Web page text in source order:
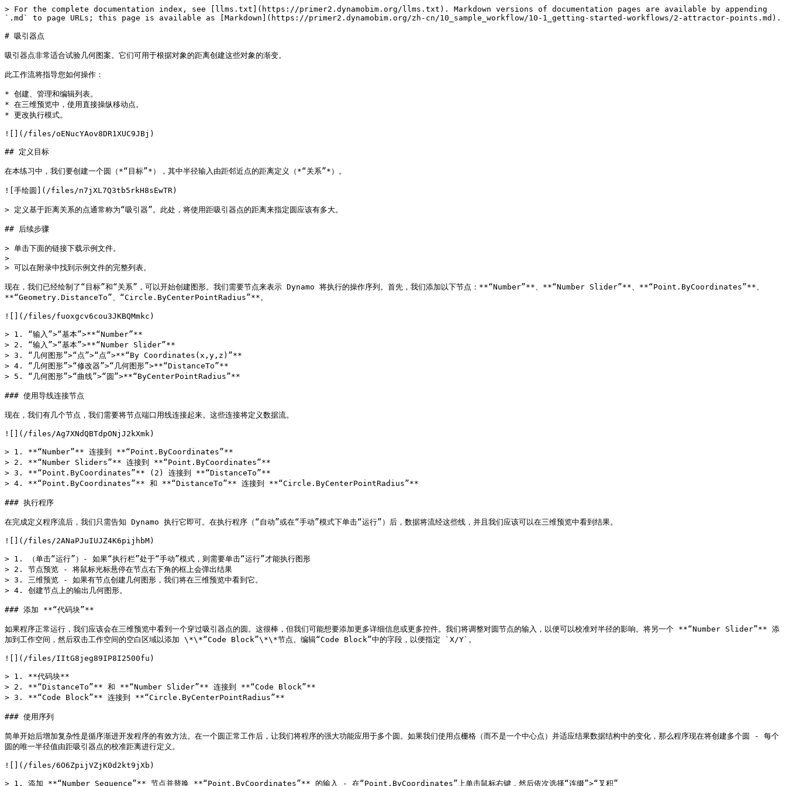
> For the complete documentation index, see [llms.txt](https://primer2.dynamobim.org/llms.txt). Markdown versions of documentation pages are available by appending
`.md` to page URLs; this page is available as [Markdown](https://primer2.dynamobim.org/zh-cn/10_sample_workflow/10-1_getting-started-workflows/2-attractor-points.md).
# 吸引器点
吸引器点非常适合试验几何图案。它们可用于根据对象的距离创建这些对象的渐变。
此工作流将指导您如何操作：
* 创建、管理和编辑列表。
* 在三维预览中，使用直接操纵移动点。
* 更改执行模式。
![](/files/oENucYAov8DR1XUC9JBj)
## 定义目标
在本练习中，我们要创建一个圆（*“目标”*），其中半径输入由距邻近点的距离定义（*“关系”*）。
![手绘圆](/files/n7jXL7Q3tb5rkH8sEwTR)
> 定义基于距离关系的点通常称为“吸引器”。此处，将使用距吸引器点的距离来指定圆应该有多大。
## 后续步骤
> 单击下面的链接下载示例文件。
>
> 可以在附录中找到示例文件的完整列表。
现在，我们已经绘制了“目标”和“关系”，可以开始创建图形。我们需要节点来表示 Dynamo 将执行的操作序列。首先，我们添加以下节点：**“Number”**、**“Number Slider”**、**“Point.ByCoordinates”**、
**“Geometry.DistanceTo”、“Circle.ByCenterPointRadius”**。
![](/files/fuoxgcv6cou3JKBQMmkc)
> 1. “输入”>“基本”>**“Number”**
> 2. “输入”>“基本”>**“Number Slider”**
> 3. “几何图形”>“点”>“点”>**“By Coordinates(x,y,z)”**
> 4. “几何图形”>“修改器”>“几何图形”>**“DistanceTo”**
> 5. “几何图形”>“曲线”>“圆”>**“ByCenterPointRadius”**
### 使用导线连接节点
现在，我们有几个节点，我们需要将节点端口用线连接起来。这些连接将定义数据流。
![](/files/Ag7XNdQBTdpONjJ2kXmk)
> 1. **“Number”** 连接到 **“Point.ByCoordinates”**
> 2. **“Number Sliders”** 连接到 **“Point.ByCoordinates”**
> 3. **“Point.ByCoordinates”** (2) 连接到 **“DistanceTo”**
> 4. **“Point.ByCoordinates”** 和 **“DistanceTo”** 连接到 **“Circle.ByCenterPointRadius”**
### 执行程序
在完成定义程序流后，我们只需告知 Dynamo 执行它即可。在执行程序（“自动”或在“手动”模式下单击“运行”）后，数据将流经这些线，并且我们应该可以在三维预览中看到结果。
![](/files/2ANaPJuIUJZ4K6pijhbM)
> 1. （单击“运行”）- 如果“执行栏”处于“手动”模式，则需要单击“运行”才能执行图形
> 2. 节点预览 - 将鼠标光标悬停在节点右下角的框上会弹出结果
> 3. 三维预览 - 如果有节点创建几何图形，我们将在三维预览中看到它。
> 4. 创建节点上的输出几何图形。
### 添加 **“代码块”**
如果程序正常运行，我们应该会在三维预览中看到一个穿过吸引器点的圆。这很棒，但我们可能想要添加更多详细信息或更多控件。我们将调整对圆节点的输入，以便可以校准对半径的影响。将另一个 **“Number Slider”** 添
加到工作空间，然后双击工作空间的空白区域以添加 \*\*“Code Block”\*\*节点。编辑“Code Block”中的字段，以便指定 `X/Y`。
![](/files/IItG8jeg89IP8I2500fu)
> 1. **代码块**
> 2. **“DistanceTo”** 和 **“Number Slider”** 连接到 **“Code Block”**
> 3. **“Code Block”** 连接到 **“Circle.ByCenterPointRadius”**
### 使用序列
简单开始后增加复杂性是循序渐进开发程序的有效方法。在一个圆正常工作后，让我们将程序的强大功能应用于多个圆。如果我们使用点栅格（而不是一个中心点）并适应结果数据结构中的变化，那么程序现在将创建多个圆 - 每个
圆的唯一半径值由距吸引器点的校准距离进行定义。
![](/files/6O6ZpijVZjK0d2kt9jXb)
> 1. 添加 **“Number Sequence”** 节点并替换 **“Point.ByCoordinates”** 的输入 - 在“Point.ByCoordinates”上单击鼠标右键，然后依次选择“连缀”>“叉积”